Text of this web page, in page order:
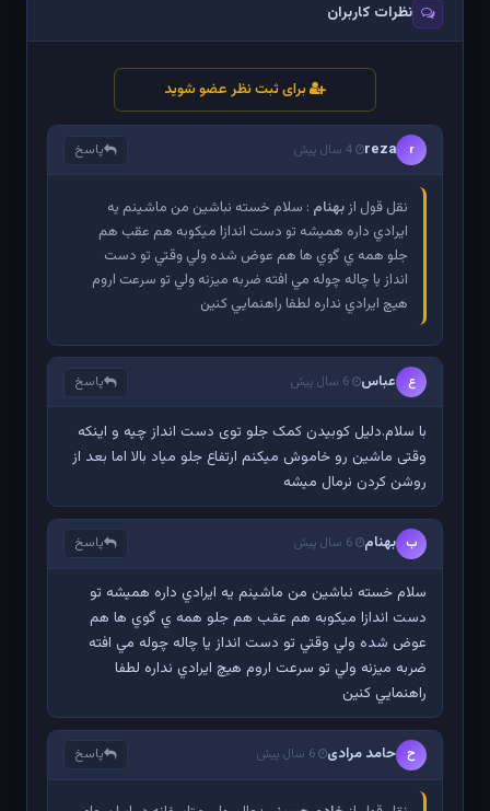
نظرات کاربران
برای ثبت نظر عضو شوید
r
reza 4 سال پیش پاسخ
نقل قول از بهنام : سلام خسته نباشين من ماشينم يه
ايرادي داره هميشه تو دست اندازا ميكوبه هم عقب هم
جلو همه ي گوي ها هم عوض شده ولي وقتي تو دست
انداز يا چاله چوله مي افته ضربه ميزنه ولي تو سرعت اروم
هيچ ايرادي نداره لطفا راهنمايي كنين
ع عباس 6 سال پیش پاسخ
با سلام.دلیل کوبیدن کمک جلو توی دست انداز چیه و اینکه
وقتی ماشین رو خاموش میکنم ارتفاع جلو میاد بالا اما بعد از
روشن کردن نرمال میشه
ب بهنام 6 سال پیش پاسخ
سلام خسته نباشين من ماشينم يه ايرادي داره هميشه تو
دست اندازا ميكوبه هم عقب هم جلو همه ي گوي ها هم
عوض شده ولي وقتي تو دست انداز يا چاله چوله مي افته
ضربه ميزنه ولي تو سرعت اروم هيچ ايرادي نداره لطفا
راهنمايي كنين
ح حامد مرادی 6 سال پیش پاسخ